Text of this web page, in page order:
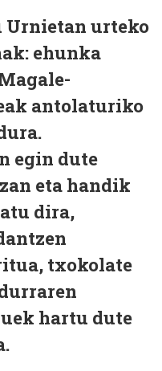
Urnietan urteko
ehunka
antolaturiko
egin dute
eta handik
dira,
txokolate
hartu dute